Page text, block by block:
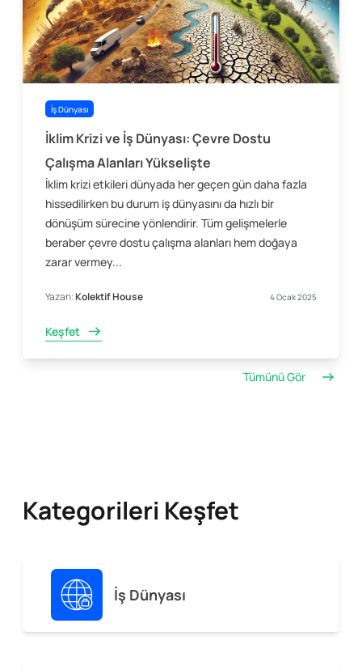
İş Dünyası
İklim Krizi ve İş Dünyası: Çevre Dostu
Çalışma Alanları Yükselişte
İklim krizi etkileri dünyada her geçen gün daha fazla
hissedilirken bu durum iş dünyasını da hızlı bir
dönüşüm sürecine yönlendirir. Tüm gelişmelerle
beraber çevre dostu çalışma alanları hem doğaya
zarar vermey...
Yazan:Kolektif House 4 Ocak 2025
Keşfet
Tümünü Gör
Kategorileri Keşfet
İş Dünyası